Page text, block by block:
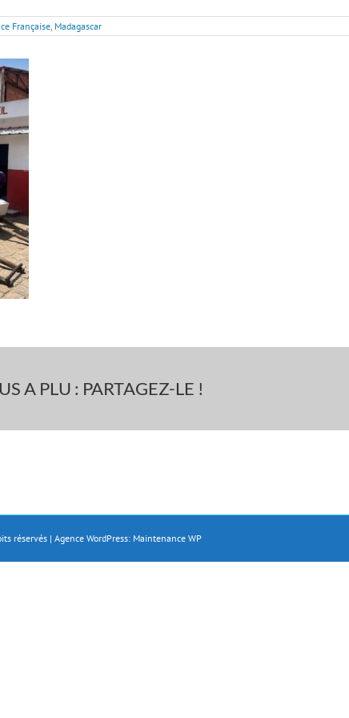
Française, Madagascar
A PLU : PARTAGEZ-LE !
réservés | Agence WordPress: Maintenance WP